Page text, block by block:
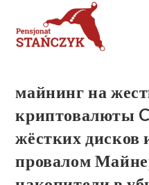
майнинг на
криптовалюты
жёстких дисков
провалом